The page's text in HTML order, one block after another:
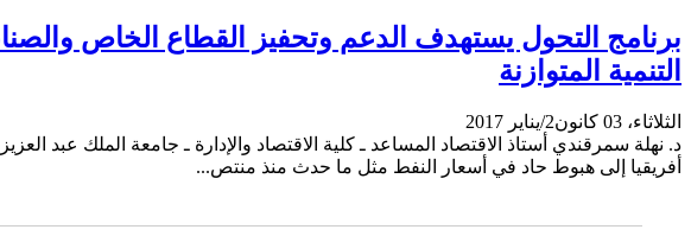
التنمية المتوازنة
الثلاثاء، 03 كانون2/يناير 2017
د. نهلة سمرقندي أستاذ الاقتصاد المساعد ـ كلية الاقتصاد والإدارة ـ جامعة الملك
أفريقيا إلى هبوط حاد في أسعار النفط مثل ما حدث منذ منتص...